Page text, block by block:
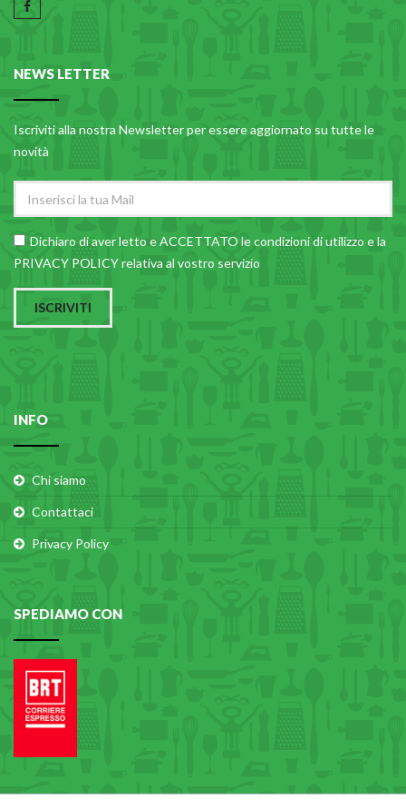
NEWS LETTER
Iscriviti alla nostra Newsletter per essere aggiornato su tutte le
novità
Dichiaro di aver letto e ACCETTATO lecondizioni di utilizzo e la
PRIVACY POLICY relativa al vostro servizio
ISCRIVITI
INFO
Chi siamo
Contattaci
Privacy Policy
SPEDIAMO CON